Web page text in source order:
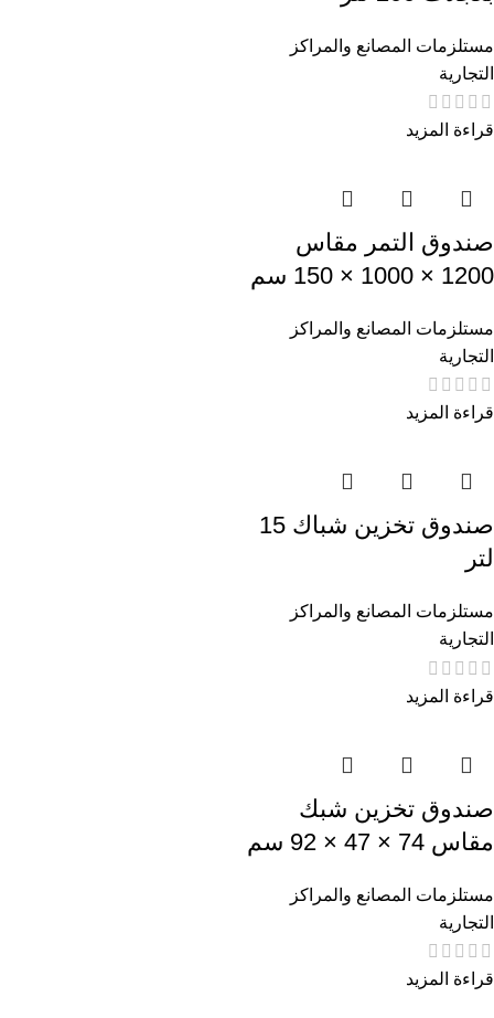
مستلزمات المصانع والمراكز
التجارية
قراءة المزيد
صندوق التمر مقاس
1200 × 1000 × 150 سم
مستلزمات المصانع والمراكز
التجارية
قراءة المزيد
صندوق تخزين شباك 15
لتر
مستلزمات المصانع والمراكز
التجارية
قراءة المزيد
صندوق تخزين شبك
مقاس 74 × 47 × 92 سم
مستلزمات المصانع والمراكز
التجارية
قراءة المزيد